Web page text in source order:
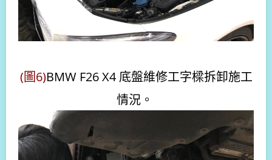
(圖6)BMW F26 X4 底盤維修工字樑拆卸施工
情況。